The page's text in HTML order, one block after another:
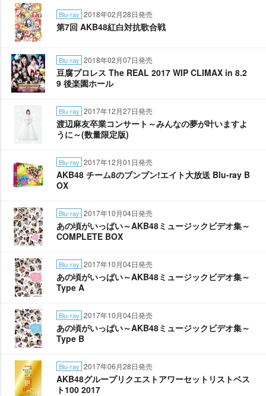
Blu-ray 2018年02月28日発売
第7回 AKB48紅白対抗歌合戦
Blu-ray 2018年02月07日発売
豆腐プロレス The REAL 2017 WIP CLIMAX in 8.2
9 後楽園ホール
Blu-ray 2017年12月27日発売
渡辺麻友卒業コンサート～みんなの夢が叶いますよ
うに～(数量限定版)
Blu-ray 2017年12月01日発売
AKB48 チーム8のブンブン!エイト大放送 Blu-ray B
OX
Blu-ray 2017年10月04日発売
あの頃がいっぱい～AKB48ミュージックビデオ集～
COMPLETE BOX
Blu-ray 2017年10月04日発売
あの頃がいっぱい～AKB48ミュージックビデオ集～
Type A
Blu-ray 2017年10月04日発売
あの頃がいっぱい～AKB48ミュージックビデオ集～
Type B
Blu-ray 2017年06月28日発売
AKB48グループリクエストアワーセットリストベス
ト100 2017